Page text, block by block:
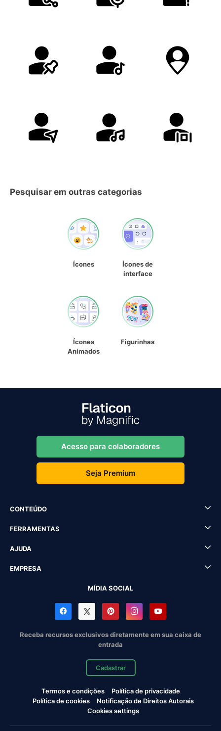
Pesquisar em outras categorias
Ícones
Ícones de
interface
Ícones
Animados
Figurinhas
Acesso para colaboradores
Seja Premium
CONTEÚDO
FERRAMENTAS
AJUDA
EMPRESA
MÍDIA SOCIAL
Receba recursos exclusivos diretamente em sua caixa de
entrada
Cadastrar
Termos e condições
Política de privacidade
Política de cookies
Notificação de Direitos Autorais
Cookies settings